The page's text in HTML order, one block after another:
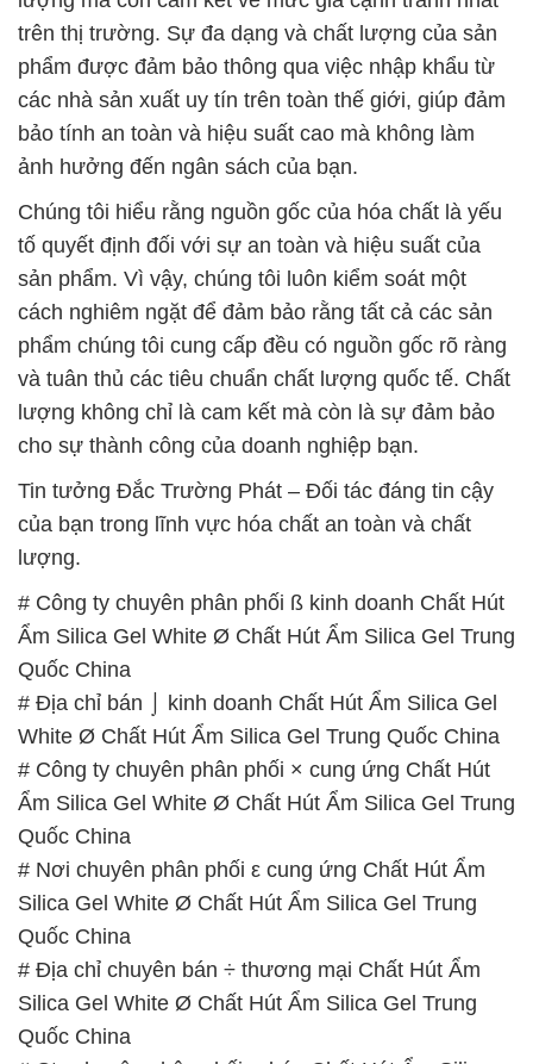
cách nghiêm ngặt để đảm bảo rằng tất cả các sản
phẩm chúng tôi cung cấp đều có nguồn gốc rõ ràng
và tuân thủ các tiêu chuẩn chất lượng quốc tế. Chất
lượng không chỉ là cam kết mà còn là sự đảm bảo
cho sự thành công của doanh nghiệp bạn.
Tin tưởng Đắc Trường Phát – Đối tác đáng tin cậy
của bạn trong lĩnh vực hóa chất an toàn và chất
lượng.
# Công ty chuyên phân phối ß kinh doanh Chất Hút
Ẩm Silica Gel White Ø Chất Hút Ẩm Silica Gel Trung
Quốc China
# Địa chỉ bán ⌡ kinh doanh Chất Hút Ẩm Silica Gel
White Ø Chất Hút Ẩm Silica Gel Trung Quốc China
# Công ty chuyên phân phối × cung ứng Chất Hút
Ẩm Silica Gel White Ø Chất Hút Ẩm Silica Gel Trung
Quốc China
# Nơi chuyên phân phối ε cung ứng Chất Hút Ẩm
Silica Gel White Ø Chất Hút Ẩm Silica Gel Trung
Quốc China
# Địa chỉ chuyên bán ÷ thương mại Chất Hút Ẩm
Silica Gel White Ø Chất Hút Ẩm Silica Gel Trung
Quốc China
# Cty chuyên phân phối φ bán Chất Hút Ẩm Silica
Gel White Ø Chất Hút Ẩm Silica Gel Trung Quốc
China
# Đơn vị phân phối – thương mại Chất Hút Ẩm
Silica Gel White Ø Chất Hút Ẩm Silica Gel Trung
Quốc China
# Công ty bán │ kinh doanh Chất Hút Ẩm Silica Gel
White Ø Chất Hút Ẩm Silica Gel Trung Quốc China
# Nhà thương mại ■ cung cấp Chất Hút Ẩm Silica